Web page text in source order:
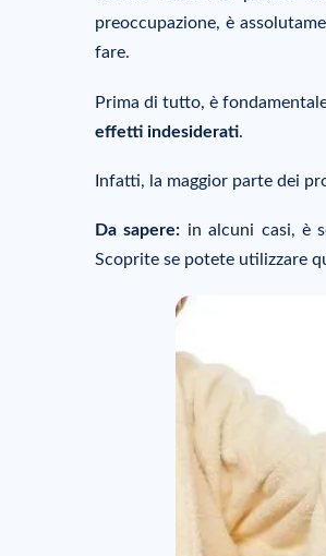
preoccupazione, è
fare.
Prima di tutto, è
effetti indesiderati.
Infatti, la maggior parte dei
Da sapere: in alcuni casi, è
Scoprite se potete utilizzare